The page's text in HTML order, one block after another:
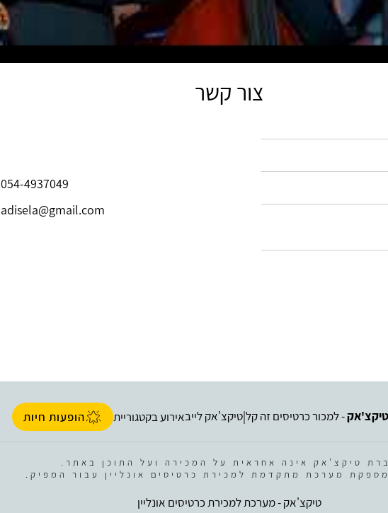
צור קשר
054-4937049
adisela@gmail.com
טיקצ'אק- למכור כרטיסים זה קל|טיקצ'אק לייבאירוע בקטגוריית הופעות חיות
טיקצ'אק אינה אחראית על המכירה ועל התוכן באתר.
מערכת מתקדמת למכירת כרטיסים אונליין עבור המפיק.
טיקצ'אק - מערכת למכירת כרטיסים אונליין